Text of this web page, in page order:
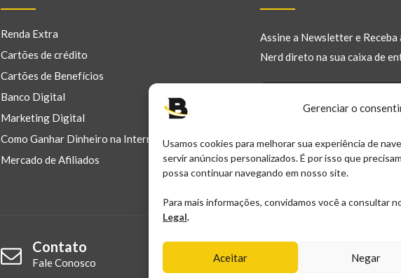
Gerenciar o
Usamos cookies para melhorar sua experiência de
servir anúncios personalizados. É por isso que
possa continuar navegando em nosso site.
Para mais informações, convidamos você a consultar
Legal.
Aceitar Negar
Renda Extra
Cartões de crédito
Cartões de Benefícios
Banco Digital
Marketing Digital
Como Ganhar Dinheiro na Internet
Mercado de Afiliados
Assine a Newsletter e
Nerd direto na sua caixa de
Cadastrar-se
Contato
Fale Conosco
E-mail